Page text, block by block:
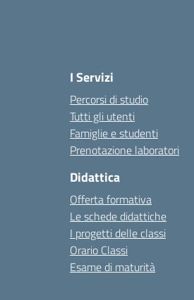
I Servizi
Percorsi di studio
Tutti gli utenti
Famiglie e studenti
Prenotazione laboratori
Didattica
Offerta formativa
Le schede didattiche
I progetti delle classi
Orario Classi
Esame di maturità